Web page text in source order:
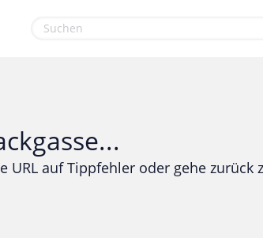
auf Tippfehler oder gehe zurück